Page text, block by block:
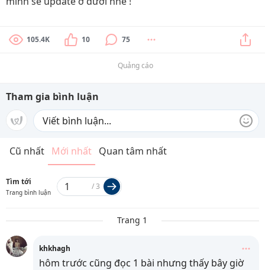
105.4K 10 75
Quảng cáo
Tham gia bình luận
Cũ nhất Mới nhất Quan tâm nhất
Tìm tới
Trang bình luận
/3
Trang 1
khkhagh
hôm trước cũng đọc 1 bài nhưng thấy bây giờ